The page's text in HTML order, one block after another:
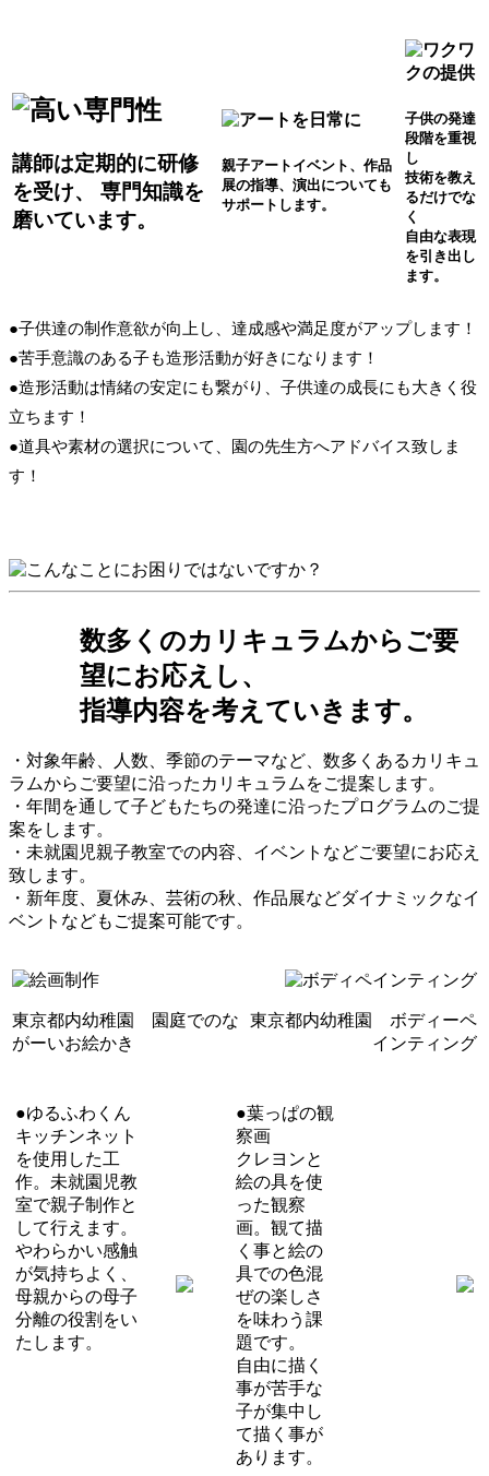
講師は定期的に研修
を受け、 専門知識を
磨いています。
親子アートイベント、作品
展の指導、演出についても
サポートします。
子供の発達
段階を重視
し
技術を教え
るだけでな
く
自由な表現
を引き出し
ます。
●子供達の制作意欲が向上し、達成感や満足度がアップします！
●苦手意識のある子も造形活動が好きになります！
●造形活動は情緒の安定にも繋がり、子供達の成長にも大きく役
立ちます！
●道具や素材の選択について、園の先生方へアドバイス致しま
す！
数多くのカリキュラムからご要
望にお応えし、
指導内容を考えていきます。
・対象年齢、人数、季節のテーマなど、数多くあるカリキュ
ラムからご要望に沿ったカリキュラムをご提案します。
・年間を通して子どもたちの発達に沿ったプログラムのご提
案をします。
・未就園児親子教室での内容、イベントなどご要望にお応え
致します。
・新年度、夏休み、芸術の秋、作品展などダイナミックなイ
ベントなどもご提案可能です。
東京都内幼稚園 園庭でのな
がーいお絵かき
東京都内幼稚園 ボディーペ
インティング
●ゆるふわくん
キッチンネット
を使用した工
作。未就園児教
室で親子制作と
して行えます。
やわらかい感触
が気持ちよく、
母親からの母子
分離の役割をい
たします。
●葉っぱの観
察画
クレヨンと
絵の具を使
った観察
画。観て描
く事と絵の
具での色混
ぜの楽しさ
を味わう課
題です。
自由に描く
事が苦手な
子が集中し
て描く事が
あります。